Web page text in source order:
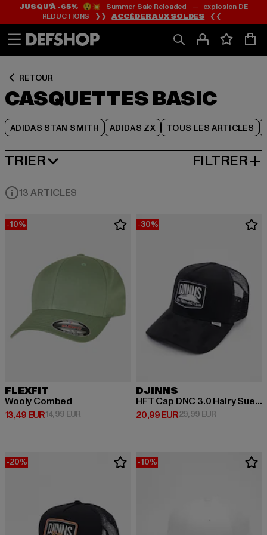
Passer
au
Passer
au
de
JUSQU’À -65%😲💥 Summer Sale Reloaded — explosion DE
RÉDUCTIONS ❯❯ACCÉDER AUX SOLDES ❮❮
RETOUR
CASQUETTES BASIC
ADIDAS STAN SMITH ADIDAS ZX TOUS LES ARTICLES
Passer
au
de
TRIER
MEILLEURES VENTES FILTRER
13 ARTICLES
-10%
FLEXFIT
Wooly Combed
13,49 EUR
Prix courant: 13,49 EUR
14,99 EURPrix en promotion: 14,99 EUR
-30%
DJINNS
HFT Cap DNC 3.0 Hairy Suede
20,99 EUR
Prix courant: 20,99 EUR
29,99 EURPrix en
-20% -10%